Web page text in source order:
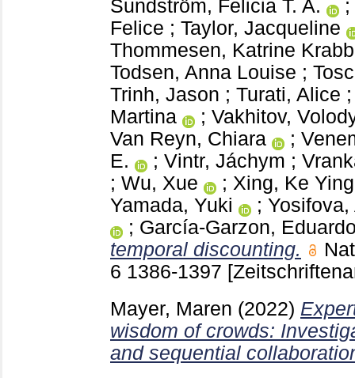
Sundström, Felicia T. A.
;
Felice ; Taylor, Jacqueline
Thommesen, Katrine
Todsen, Anna Louise ;
Trinh, Jason ; Turati, Alice
Martina
; Vakhitov,
Van Reyn, Chiara
;
E.
; Vintr, Jáchym ;
; Wu, Xue ; Xing, Ke Ying
Yamada, Yuki
;
; García-Garzon,
temporal discounting.
6 1386-1397
Mayer, Maren (2022)
wisdom of crowds:
and sequential